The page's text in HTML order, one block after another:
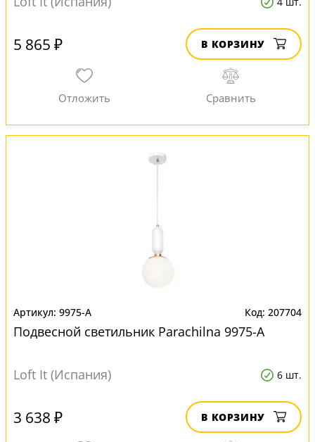
5 865 ₽ В КОРЗИНУ
9975-A 207704
Подвесной светильник Parachilna 9975-A
Loft It (Испания) 6 шт.
3 638 ₽ В КОРЗИНУ